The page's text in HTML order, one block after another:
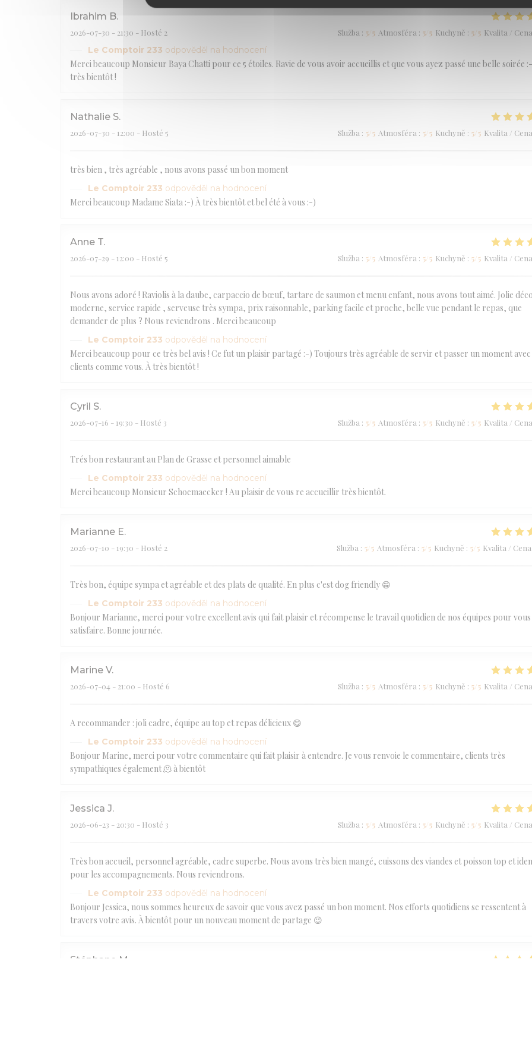
Ibrahim B
2026-07-30 - 21:30 - Hosté 2 Služba : 5 /5 Atmosféra : 5 /5 Kuchyně : 5 /5 Kvalita / Cena
Le Comptoir 233 odpověděl na hodnocení
Merci beaucoup Monsieur Baya Chatti pour ce 5 étoiles. Ravie de vous avoir accueillis et que vous ayez passé une belle soirée
très bientôt !
Nathalie S
2026-07-30 - 12:00 - Hosté 5 Služba : 5/5 Atmosféra : 5/5 Kuchyně : 5/5 Kvalita / Cena
très bien , très agréable , nous avons passé un bon moment
Le Comptoir 233 odpověděl na hodnocení
Merci beaucoup Madame Siata :-) À très bientôt et bel été à vous :-)
Anne T
2026-07-29 - 12:00 - Hosté 5 Služba : 5/5 Atmosféra : 5/5 Kuchyně : 5/5 Kvalita / Cena
Nous avons adoré ! Raviolis à la daube, carpaccio de bœuf, tartare de saumon et menu enfant, nous avons tout aimé. Jolie déco
moderne, service rapide , serveuse très sympa, prix raisonnable, parking facile et proche, belle vue pendant le repas, que
demander de plus ? Nous reviendrons . Merci beaucoup
Le Comptoir 233 odpověděl na hodnocení
Merci beaucoup pour ce très bel avis ! Ce fut un plaisir partagé :-) Toujours très agréable de servir et passer un moment avec
clients comme vous. À très bientôt !
Cyril S
2026-07-16 - 19:30 - Hosté 3 Služba : 5/5 Atmosféra : 5/5 Kuchyně : 5/5 Kvalita / Cena
Trés bon restaurant au Plan de Grasse et personnel aimable
Le Comptoir 233 odpověděl na hodnocení
Merci beaucoup Monsieur Schoemaecker ! Au plaisir de vous re accueillir très bientôt.
Marianne E
2026-07-10 - 19:30 - Hosté 2 Služba : 5/5 Atmosféra : 5/5 Kuchyně : 5/5 Kvalita / Cena
Très bon, équipe sympa et agréable et des plats de qualité. En plus c'est dog friendly 😁
Le Comptoir 233 odpověděl na hodnocení
Bonjour Marianne, merci pour votre excellent avis qui fait plaisir et récompense le travail quotidien de nos équipes pour vous
satisfaire. Bonne journée.
Marine V
2026-07-04 - 21:00 - Hosté 6 Služba : 5/5 Atmosféra : 5/5 Kuchyně : 5/5 Kvalita / Cena
A recommander : joli cadre, équipe au top et repas délicieux 😋
Le Comptoir 233 odpověděl na hodnocení
Bonjour Marine, merci pour votre commentaire qui fait plaisir à entendre. Je vous renvoie le commentaire, clients très
sympathiques également 🫠 à bientôt
Jessica J
2026-06-23 - 20:30 - Hosté 3 Služba : 5/5 Atmosféra : 5/5 Kuchyně : 5/5 Kvalita / Cena
Très bon accueil, personnel agréable, cadre superbe. Nous avons très bien mangé, cuissons des viandes et poisson top et
pour les accompagnements. Nous reviendrons.
Le Comptoir 233 odpověděl na hodnocení
Bonjour Jessica, nous sommes heureux de savoir que vous avez passé un bon moment. Nos efforts quotidiens se ressentent à
travers votre avis. À bientôt pour un nouveau moment de partage 😉
Stéphane M